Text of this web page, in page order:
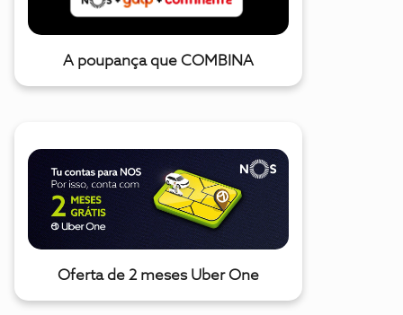
A poupança que COMBINA
Oferta de 2 meses Uber One